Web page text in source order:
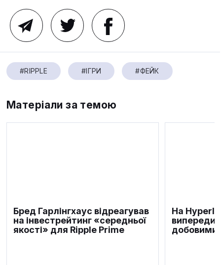
#RIPPLE #ІГРИ #ФЕЙК
Матеріали за темою
Бред Гарлінгхаус відреагував
на інвестрейтинг «середньої
якості» для Ripple Prime
На
добовими